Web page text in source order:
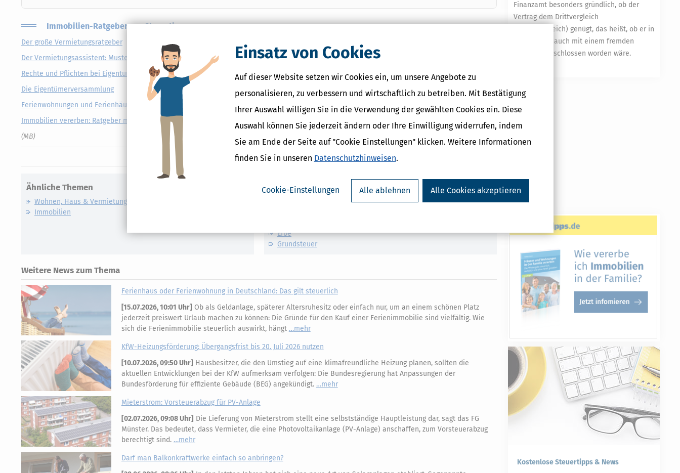
Einsatz von Cookies
Auf dieser Website setzen wir Cookies ein, um unsere Angebote zu
personalisieren, zu verbessern und wirtschaftlich zu betreiben. Mit Bestätigung
Ihrer Auswahl willigen Sie in die Verwendung der gewählten Cookies ein. Diese
Auswahl können Sie jederzeit ändern oder Ihre Einwilligung widerrufen, indem
Sie am Ende der Seite auf "Cookie Einstellungen" klicken. Weitere Informationen
finden Sie in unseren Datenschutzhinweisen.
Cookie-Einstellungen Alle ablehnen Alle Cookies akzeptieren
Immobilien-Ratgeber von Steuertipps
Der große Vermietungsratgeber
Der Vermietungsassistent: Muster, Vorlagen und Checklisten für Vermieter
Rechte und Pflichten bei Eigentumswohnungen
Die Eigentümerversammlung
Ferienwohnungen und Ferienhäuser im Inland
Immobilien vererben: Ratgeber mit Tipps zu Testament, Schenkung & Erbschaft
(MB)
Ähnliche Themen
Wohnen, Haus & Vermietung
Immobilien
Verwandte Lexikon-Begriffe
Erbe
Grundsteuer
Weitere News zum Thema
Ferienhaus oder Ferienwohnung in Deutschland: Das gilt steuerlich
[15.07.2026, 10:01 Uhr] Ob als Geldanlage, späterer Altersruhesitz oder einfach nur, um an einem schönen Platz
jederzeit preiswert Urlaub machen zu können: Die Gründe für den Kauf einer Ferienimmobilie sind vielfältig. Wie
sich die Ferienimmobilie steuerlich auswirkt, hängt
mehr
KfW-Heizungsförderung: Übergangsfrist bis 20. Juli 2026 nutzen
[10.07.2026, 09:50 Uhr] Hausbesitzer, die den Umstieg auf eine klimafreundliche Heizung planen, sollten die
aktuellen Entwicklungen bei der KfW aufmerksam verfolgen: Die Bundesregierung hat Anpassungen der
Bundesförderung für effiziente Gebäude (BEG) angekündigt.
mehr
Mieterstrom: Vorsteuerabzug für PV-Anlage
[02.07.2026, 09:08 Uhr] Die Lieferung von Mieterstrom stellt eine selbstständige Hauptleistung dar, sagt das FG
Münster. Das bedeutet, dass Vermieter, die eine Photovoltaikanlage (PV-Anlage) anschaffen, zum Vorsteuerabzug
berechtigt sind.
mehr
Darf man Balkonkraftwerke einfach so anbringen?
Finanzamt besonders gründlich, ob der
Vertrag dem Drittvergleich
(Fremdvergleich) genügt, das heißt, ob er in
dieser Form auch mit einem fremden
Dritten abgeschlossen worden wäre.
Kostenlose Steuertipps & News